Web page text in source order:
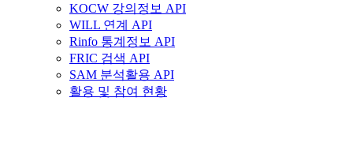
KOCW 강의정보 API
WILL 연계 API
Rinfo 통계정보 API
FRIC 검색 API
SAM 분석활용 API
활용 및 참여 현황